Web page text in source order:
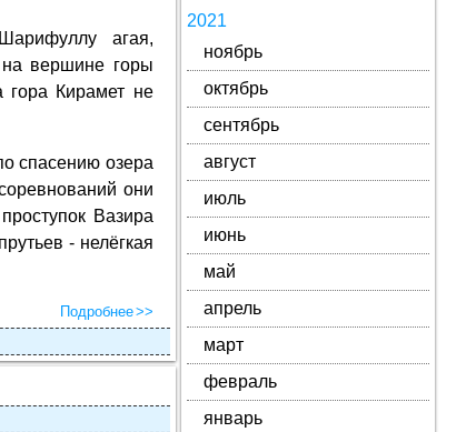
агая,
на вершине горы
гора Кирамет не
спасению озера
они
Вазира
- нелёгкая
Подробнее
2021
ноябрь
октябрь
сентябрь
август
июль
июнь
май
апрель
март
февраль
январь